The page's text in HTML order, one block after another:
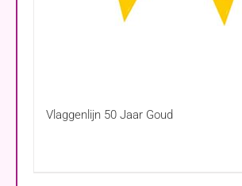
Vlaggenlijn 50 Jaar Goud